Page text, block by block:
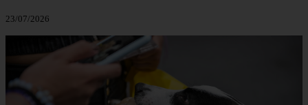
23/07/2026